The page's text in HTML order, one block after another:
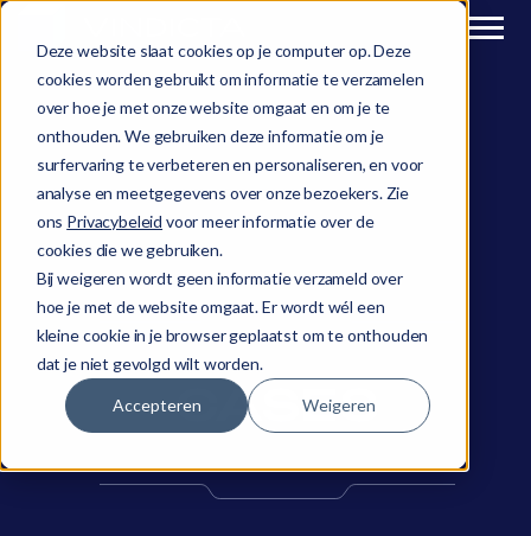
Deze website slaat cookies op je computer op. Deze
cookies worden gebruikt om informatie te verzamelen
over hoe je met onze website omgaat en om je te
onthouden. We gebruiken deze informatie om je
surfervaring te verbeteren en personaliseren, en voor
analyse en meetgegevens over onze bezoekers. Zie
ons Privacybeleid voor meer informatie over de
cookies die we gebruiken.
Bij weigeren wordt geen informatie verzameld over
hoe je met de website omgaat. Er wordt wél een
kleine cookie in je browser geplaatst om te onthouden
dat je niet gevolgd wilt worden.
Accepteren Weigeren
CASES